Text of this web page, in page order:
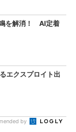
鳴を解消！ AI定着
エクスプロイト出
by